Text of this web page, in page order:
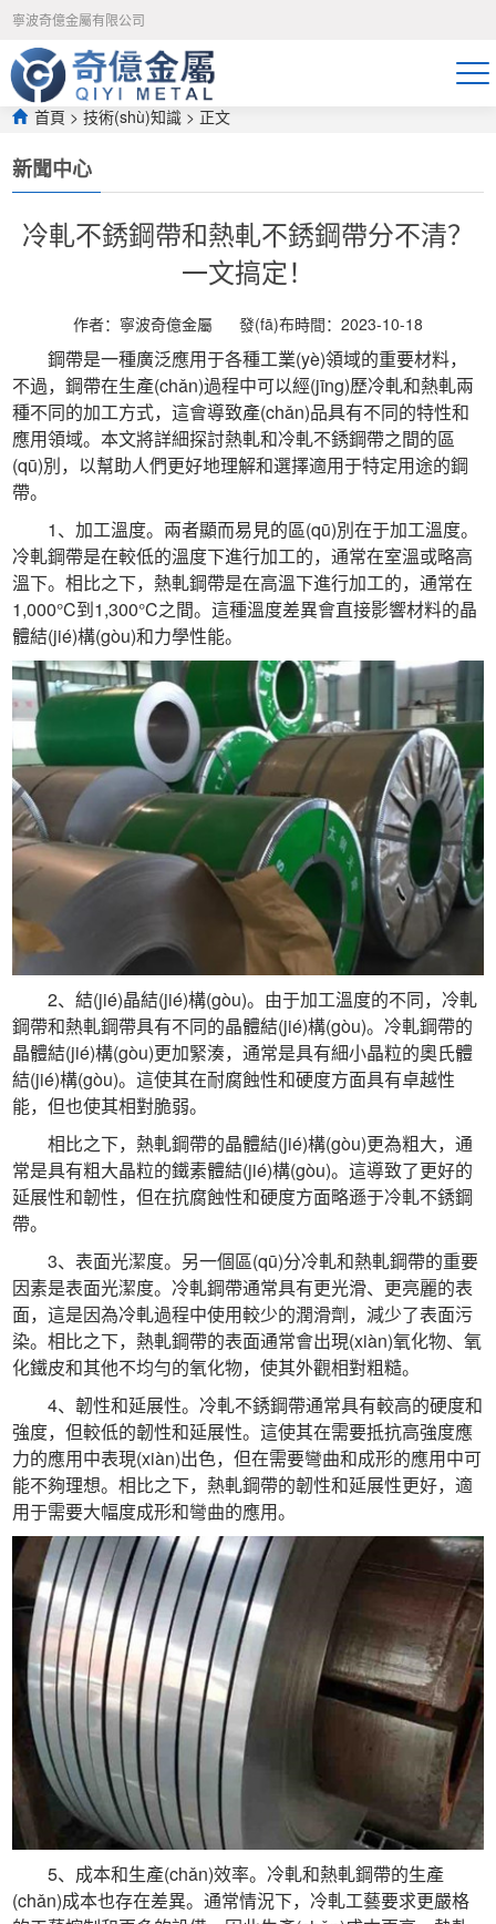
午夜免费福利视频-久久只有精品-宅男噜噜噜66一区二区-吃奶动态图-狠
狠躁夜夜躁人爽-日日操夜夜骑-永久免费av网站-国产精品无遮挡-久久精
品国产亚洲av高清色欲-99热这里只有精品在线观看-久久久久久在线观
看-天天射寡妇-色91视频-亚州av网-日日日噜噜噜
寧波奇億金屬有限公司
首頁 >技術(shù)知識 > 正文
新聞中心
冷軋不銹鋼帶和熱軋不銹鋼帶分不清？
一文搞定！
作者：寧波奇億金屬 發(fā)布時間：2023-10-18
鋼帶是一種廣泛應用于各種工業(yè)領域的重要材料，
不過，鋼帶在生產(chǎn)過程中可以經(jīng)歷冷軋和熱軋兩
種不同的加工方式，這會導致產(chǎn)品具有不同的特性和
應用領域。本文將詳細探討熱軋和冷軋不銹鋼帶之間的區
(qū)別，以幫助人們更好地理解和選擇適用于特定用途的鋼
帶。
1、加工溫度。兩者顯而易見的區(qū)別在于加工溫度。
冷軋鋼帶是在較低的溫度下進行加工的，通常在室溫或略高
溫下。相比之下，熱軋鋼帶是在高溫下進行加工的，通常在
1,000°C到1,300°C之間。這種溫度差異會直接影響材料的晶
體結(jié)構(gòu)和力學性能。
2、結(jié)晶結(jié)構(gòu)。由于加工溫度的不同，冷軋
鋼帶和熱軋鋼帶具有不同的晶體結(jié)構(gòu)。冷軋鋼帶的
晶體結(jié)構(gòu)更加緊湊，通常是具有細小晶粒的奧氏體
結(jié)構(gòu)。這使其在耐腐蝕性和硬度方面具有卓越性
能，但也使其相對脆弱。
相比之下，熱軋鋼帶的晶體結(jié)構(gòu)更為粗大，通
常是具有粗大晶粒的鐵素體結(jié)構(gòu)。這導致了更好的
延展性和韌性，但在抗腐蝕性和硬度方面略遜于冷軋不銹鋼
帶。
3、表面光潔度。另一個區(qū)分冷軋和熱軋鋼帶的重要
因素是表面光潔度。冷軋鋼帶通常具有更光滑、更亮麗的表
面，這是因為冷軋過程中使用較少的潤滑劑，減少了表面污
染。相比之下，熱軋鋼帶的表面通常會出現(xiàn)氧化物、氧
化鐵皮和其他不均勻的氧化物，使其外觀相對粗糙。
4、韌性和延展性。冷軋不銹鋼帶通常具有較高的硬度和
強度，但較低的韌性和延展性。這使其在需要抵抗高強度應
力的應用中表現(xiàn)出色，但在需要彎曲和成形的應用中可
能不夠理想。相比之下，熱軋鋼帶的韌性和延展性更好，適
用于需要大幅度成形和彎曲的應用。
5、成本和生產(chǎn)效率。冷軋和熱軋鋼帶的生產
(chǎn)成本也存在差異。通常情況下，冷軋工藝要求更嚴格